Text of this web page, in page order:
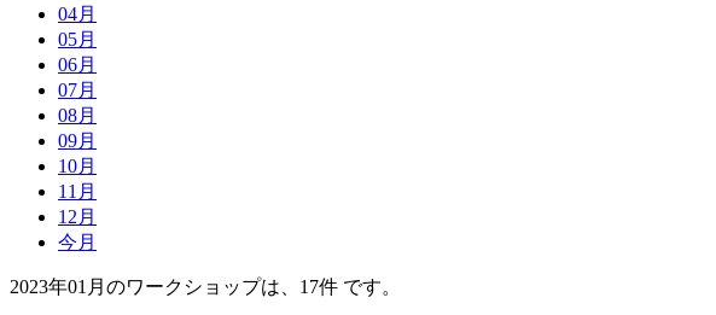
04月
05月
06月
07月
08月
09月
10月
11月
12月
今月
2023年01月のワークショップは、17件 です。